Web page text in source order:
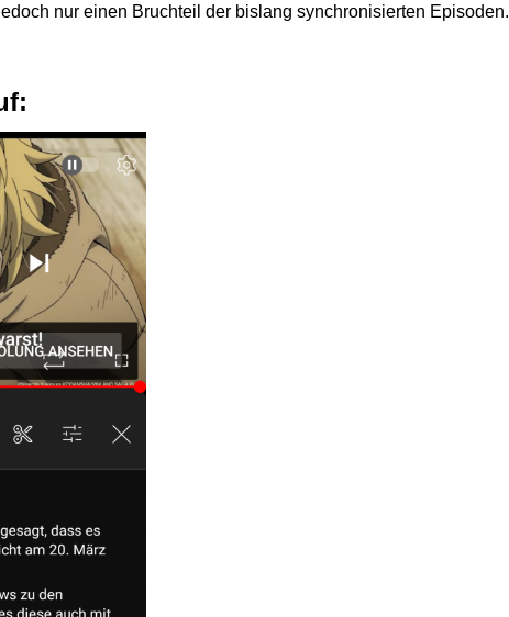
nur einen Bruchteil der bislang synchronisierten Episoden.